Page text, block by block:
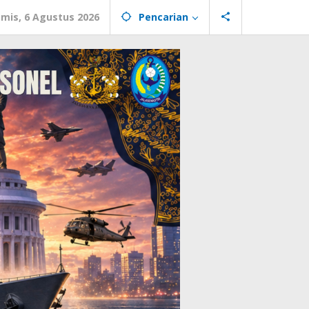
6 Agustus 2026 Pencarian